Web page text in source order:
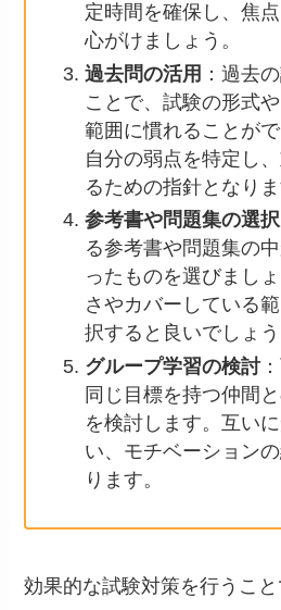
定時間を確保し、焦
心がけましょう。
過去問の活用 ：過去
ことで、試験の形式
範囲に慣れることがで
自分の弱点を特定し
るための指針となりま
参考書や問題集の選択
る参考書や問題集の
ったものを選びまし
さやカバーしている
択すると良いでしょう
グループ学習の検討
同じ目標を持つ仲間
を検討します。互い
い、モチベーション
ります。
効果的な試験対策を行うこ